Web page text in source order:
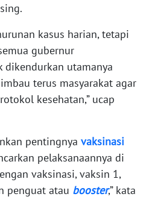
kasus harian, tetapi
gubernur
dikendurkan utamanya
terus masyarakat agar
kesehatan,” ucap
pentingnya vaksinasi
pelaksanaannya di
vaksinasi, vaksin 1,
penguat atau booster,” kata